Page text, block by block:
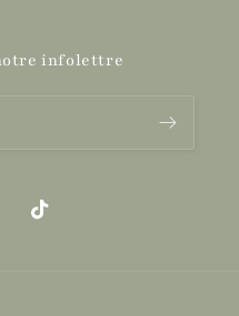
infolettre
TikTok